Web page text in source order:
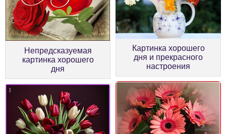
Непредсказуемая
картинка хорошего
дня
Картинка хорошего
дня и прекрасного
настроения